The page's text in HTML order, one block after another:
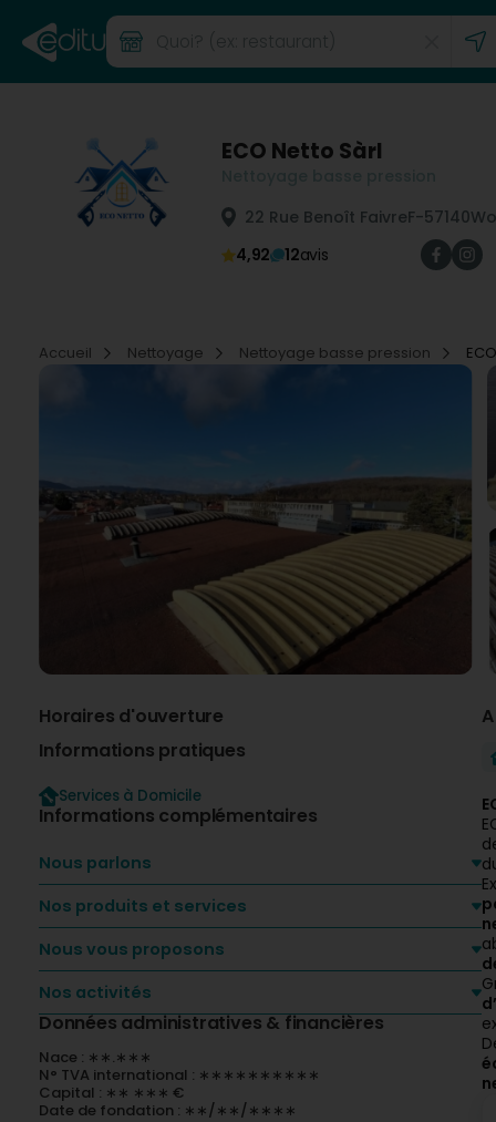
ECO Netto Sàrl
22 Rue Benoît FaivreF-57140
4,92
12avis
Accueil Nettoyage Nettoyage basse pression
Horaires d'ouverture
Informations pratiques
Services à Domicile
Informations complémentaires
Nous parlons
Nos produits et services
Nous vous proposons
Nos activités
Données administratives & financières
Nace : ∗∗.∗∗∗
N° TVA international : ∗∗∗∗∗∗∗∗∗∗
Capital : ∗∗ ∗∗∗ €
Date de fondation : ∗∗/∗∗/∗∗∗∗